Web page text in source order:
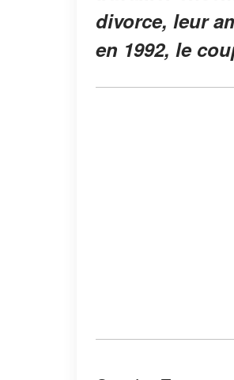
divorce, leur
en 1992, le